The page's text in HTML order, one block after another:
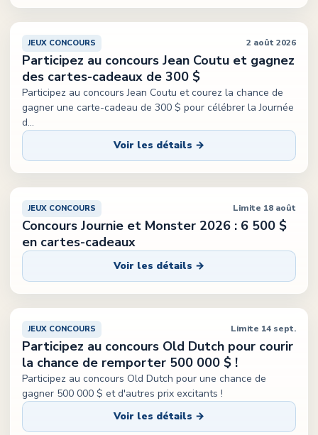
JEUX CONCOURS 2 août 2026
Participez au concours Jean Coutu et gagnez
des cartes-cadeaux de 300 $
Participez au concours Jean Coutu et courez la chance de
gagner une carte-cadeau de 300 $ pour célébrer la Journée
d...
Voir les détails →
JEUX CONCOURS Limite 18 août
Concours Journie et Monster 2026 : 6 500 $
en cartes-cadeaux
Voir les détails →
JEUX CONCOURS Limite 14 sept.
Participez au concours Old Dutch pour courir
la chance de remporter 500 000 $ !
Participez au concours Old Dutch pour une chance de
gagner 500 000 $ et d'autres prix excitants !
Voir les détails →